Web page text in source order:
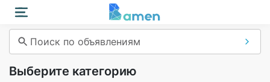
Поиск по объявлениям
Выберите категорию